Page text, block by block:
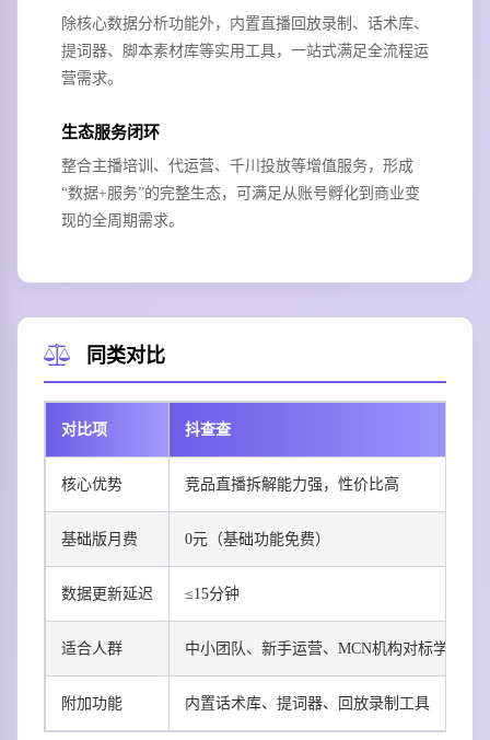
除核心数据分析功能外，内置直播回放录制、话术库、
提词器、脚本素材库等实用工具，一站式满足全流程运
营需求。
生态服务闭环
整合主播培训、代运营、千川投放等增值服务，形成
“数据+服务”的完整生态，可满足从账号孵化到商业变
现的全周期需求。
同类对比
对比项 抖查查
核心优势 竞品直播拆解能力强，性价比高
基础版月费 0元（基础功能免费）
数据更新延迟 ≤15分钟
适合人群 中小团队、新手运营、MCN机构对标学习
附加功能 内置话术库、提词器、回放录制工具